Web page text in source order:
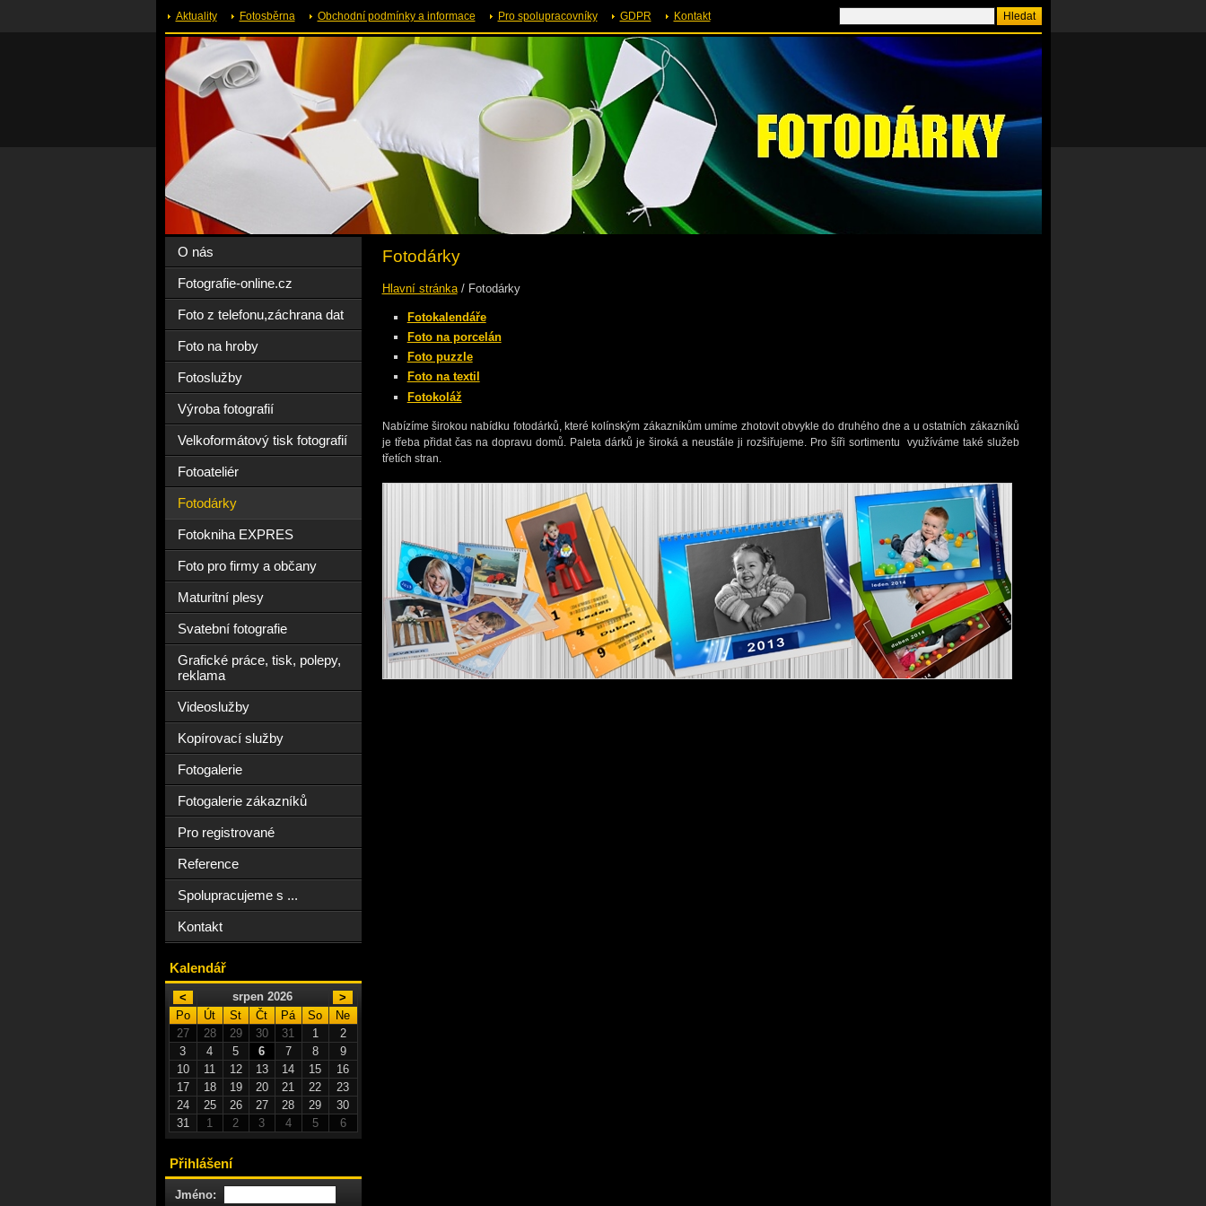
Aktuality Fotosběrna Obchodní podmínky a informace Pro spolupracovníky GDPR Kontakt
Fotodárky
Hlavní stránka/ Fotodárky
Fotokalendáře
Foto na porcelán
Foto puzzle
Foto na textil
Fotokoláž
Nabízíme širokou nabídku fotodárků, které kolínským zákazníkům umíme zhotovit obvykle do druhého dne a u ostatních zákazníků
je třeba přidat čas na dopravu domů. Paleta dárků je široká a neustále ji rozšiřujeme. Pro šíři sortimentu využíváme také služeb
třetích stran.
O nás
Fotografie-online.cz
Foto z telefonu,záchrana dat
Foto na hroby
Fotoslužby
Výroba fotografií
Velkoformátový tisk fotografií
Fotoateliér
Fotodárky
Fotokniha EXPRES
Foto pro firmy a občany
Maturitní plesy
Svatební fotografie
Grafické práce, tisk, polepy,
reklama
Videoslužby
Kopírovací služby
Fotogalerie
Fotogalerie zákazníků
Pro registrované
Reference
Spolupracujeme s ...
Kontakt
Kalendář
< srpen 2026
>
Po
Út St Čt Pá So
Ne
27
28 29 30 31 1
2
3
4 5 6 7 8
9
10
11 12 13 14 15
16
17
18 19 20 21 22
23
24
25 26 27 28 29
30
31
1 2 3 4 5 6
Přihlášení
Jméno: